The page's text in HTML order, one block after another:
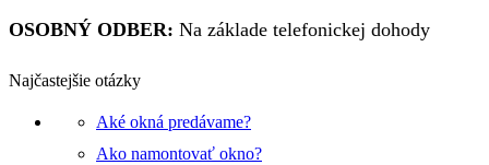
OSOBNÝ ODBER: Na základe telefonickej dohody
Najčastejšie otázky
Aké okná predávame?
Ako namontovať okno?